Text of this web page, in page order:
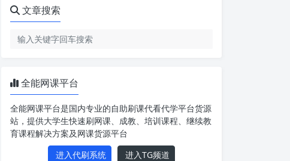
文章搜索
全能网课平台
全能网课平台是国内专业的自助刷课代看代学平台货源
站，提供大学生快速刷网课、成教、培训课程、继续教
育课程解决方案及网课货源平台
进入代刷系统
进入TG频道